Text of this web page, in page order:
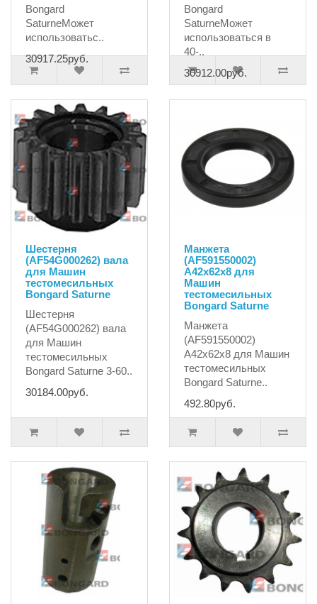
Bongard
SaturneМожет
использоватьс..
30917.25руб.
Bongard
SaturneМожет
использоваться в
40-..
30912.00руб.
Шестерня
(AF54G000262) вала
для Машин
тестомесильных
Bongard Saturne
Шестерня
(AF54G000262) вала
для Машин
тестомесильных
Bongard Saturne 3-60..
30184.00руб.
Манжета
(AF591550002)
A42x62x8 для
Машин
тестомесильных
Bongard Saturne
Манжета
(AF591550002)
A42x62x8 для Машин
тестомесильных
Bongard Saturne..
492.80руб.